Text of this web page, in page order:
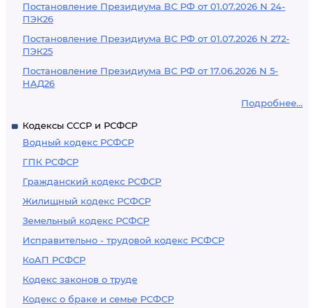
Постановление Президиума ВС РФ от 01.07.2026 N 24-
ПЭК26
Постановление Президиума ВС РФ от 01.07.2026 N 272-
ПЭК25
Постановление Президиума ВС РФ от 17.06.2026 N 5-
НАД26
Подробнее...
Кодексы СССР и РСФСР
Водный кодекс РСФСР
ГПК РСФСР
Гражданский кодекс РСФСР
Жилищный кодекс РСФСР
Земельный кодекс РСФСР
Исправительно - трудовой кодекс РСФСР
КоАП РСФСР
Кодекс законов о труде
Кодекс о браке и семье РСФСР